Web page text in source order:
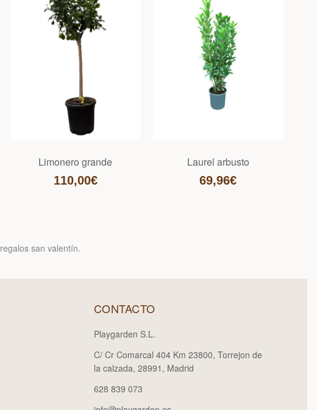
Limonero grande
110,00€
Laurel arbusto
69,96€
regalos san valentín.
CONTACTO
Playgarden S.L.
C/ Cr Comarcal 404 Km 23800, Torrejon de
la calzada, 28991, Madrid
628 839 073